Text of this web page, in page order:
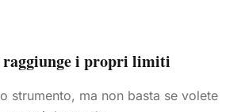
raggiunge i propri limiti
strumento, ma non basta se volete